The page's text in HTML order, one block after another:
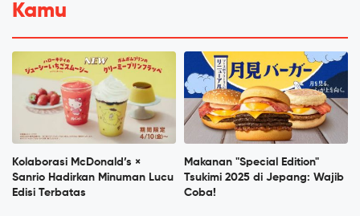
Kamu
Kolaborasi McDonald’s ×
Sanrio Hadirkan Minuman Lucu
Edisi Terbatas
Makanan "Special Edition"
Tsukimi 2025 di Jepang: Wajib
Coba!